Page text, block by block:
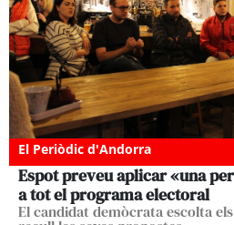
El Periòdic d'Andorra
Espot preveu aplicar «una
a tot el programa electoral
El candidat demòcrata escolta